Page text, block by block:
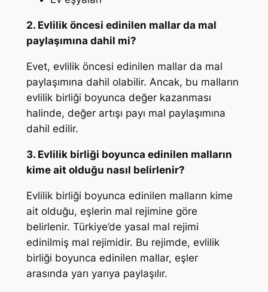
2. Evlilik öncesi edinilen mallar da mal
paylaşımına dahil mi?
Evet, evlilik öncesi edinilen mallar da mal
paylaşımına dahil olabilir. Ancak, bu malların
evlilik birliği boyunca değer kazanması
halinde, değer artışı payı mal paylaşımına
dahil edilir.
3. Evlilik birliği boyunca edinilen malların
kime ait olduğu nasıl belirlenir?
Evlilik birliği boyunca edinilen malların kime
ait olduğu, eşlerin mal rejimine göre
belirlenir. Türkiye’de yasal mal rejimi
edinilmiş mal rejimidir. Bu rejimde, evlilik
birliği boyunca edinilen mallar, eşler
arasında yarı yarıya paylaşılır.